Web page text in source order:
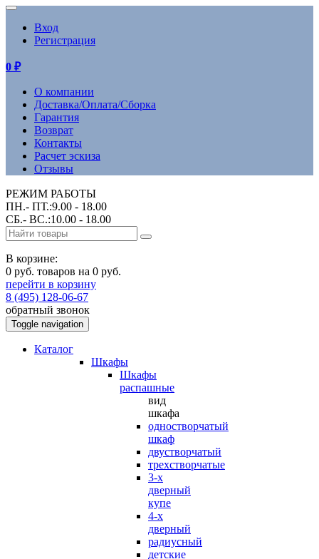
Вход
Регистрация
0 ₽
О компании
Доставка/Оплата/Сборка
Гарантия
Возврат
Контакты
Расчет эскиза
Отзывы
РЕЖИМ РАБОТЫ
ПН.- ПТ.:9.00 - 18.00
СБ.- ВС.:10.00 - 18.00
В корзине:
0 руб. товаров на 0 руб.
перейти в корзину
8 (495) 128-06-67
обратный звонок
Toggle navigation
Каталог
Шкафы
Шкафы
распашные
вид
шкафа
одностворчатый
шкаф
двустворчатый
трехстворчатые
3-х
дверный
купе
4-х
дверный
радиусный
детские